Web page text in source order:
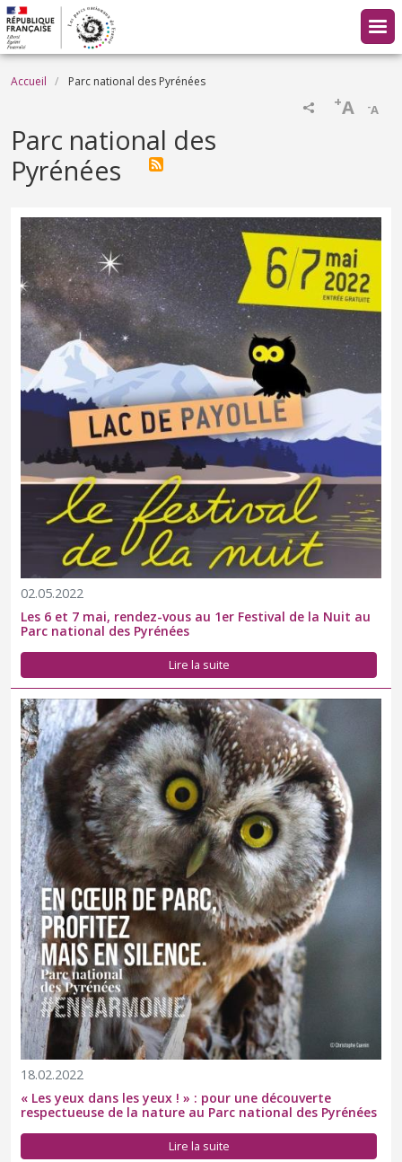
Aller au contenu principal
Fil d'Ariane
Accueil Parc national des Pyrénées
-A
+A
Parc national des
Pyrénées
02.05.2022
Les 6 et 7 mai, rendez-vous au 1er Festival de la Nuit au
Parc national des Pyrénées
Lire la suite
18.02.2022
« Les yeux dans les yeux ! » : pour une découverte
respectueuse de la nature au Parc national des Pyrénées
Lire la suite